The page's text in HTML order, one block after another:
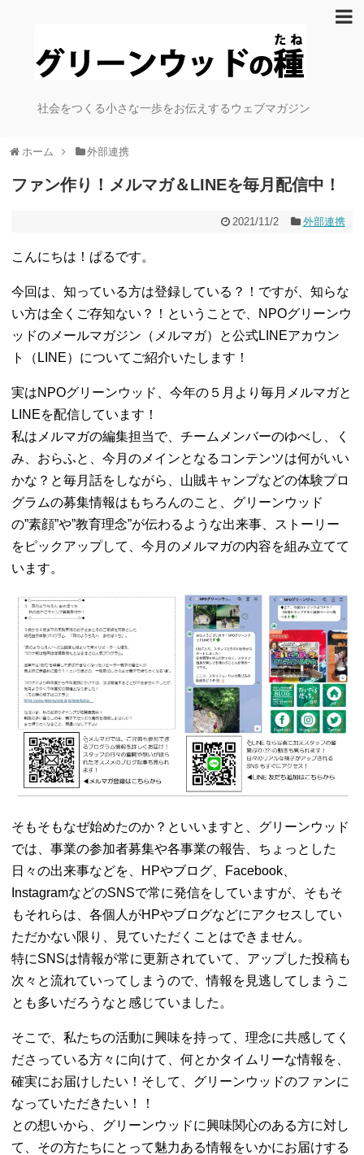
社会をつくる小さな一歩をお伝えするウェブマガジン
ホーム 外部連携
ファン作り！メルマガ＆LINEを毎月配信中！
2021/11/2 外部連携
こんにちは！ぱるです。
今回は、知っている方は登録している？！ですが、知らな
い方は全くご存知ない？！ということで、NPOグリーンウ
ッドのメールマガジン（メルマガ）と公式LINEアカウン
ト（LINE）についてご紹介いたします！
実はNPOグリーンウッド、今年の５月より毎月メルマガと
LINEを配信しています！
私はメルマガの編集担当で、チームメンバーのゆべし、く
み、おらふと、今月のメインとなるコンテンツは何がいい
かな？と毎月話をしながら、山賊キャンプなどの体験プロ
グラムの募集情報はもちろんのこと、グリーンウッド
の”素顔”や”教育理念”が伝わるような出来事、ストーリー
をピックアップして、今月のメルマガの内容を組み立てて
います。
そもそもなぜ始めたのか？といいますと、グリーンウッド
では、事業の参加者募集や各事業の報告、ちょっとした
日々の出来事などを、HPやブログ、Facebook、
InstagramなどのSNSで常に発信をしていますが、そもそ
もそれらは、各個人がHPやブログなどにアクセスしてい
ただかない限り、見ていただくことはできません。
特にSNSは情報が常に更新されていて、アップした投稿も
次々と流れていってしまうので、情報を見逃してしまうこ
とも多いだろうなと感じていました。
そこで、私たちの活動に興味を持って、理念に共感してく
ださっている方々に向けて、何とかタイムリーな情報を、
確実にお届けしたい！そして、グリーンウッドのファンに
なっていただきたい！！
との想いから、グリーンウッドに興味関心のある方に対し
て、その方たちにとって魅力ある情報をいかにお届けする